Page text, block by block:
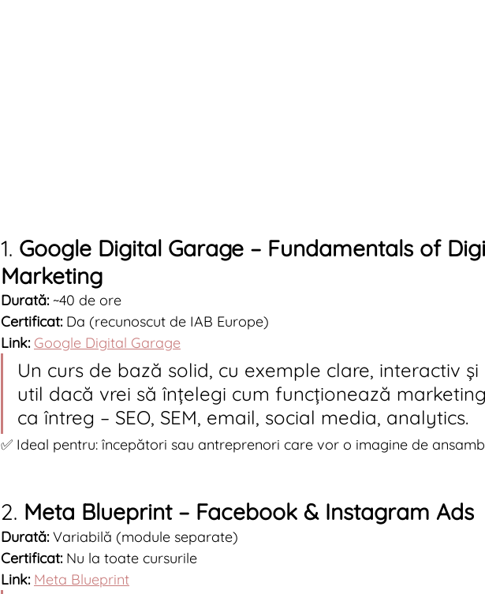
1. Google Digital Garage – Fundamentals of
Marketing
Durată: ~40 de ore
Certificat: Da (recunoscut de IAB Europe)
Link: Google Digital Garage
Un curs de bază solid, cu exemple clare, interactiv
util dacă vrei să înțelegi cum funcționează
ca întreg – SEO, SEM, email, social media, analytics.
✅ Ideal pentru: începători sau antreprenori care vor o imagine de
2. Meta Blueprint – Facebook & Instagram Ads
Durată: Variabilă (module separate)
Certificat: Nu la toate cursurile
Link: Meta Blueprint